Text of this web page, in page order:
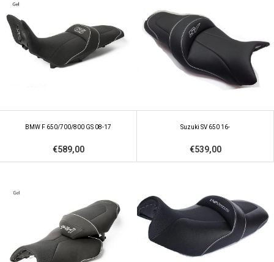
BMW F 650/700/800 GS 08-17
€589,00
Suzuki SV 650 16-
€539,00